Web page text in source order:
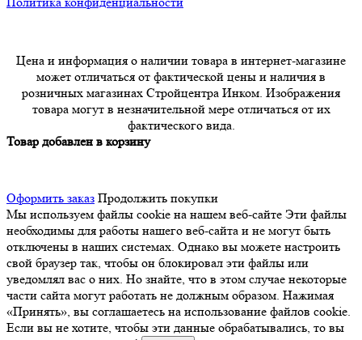
Цена и информация о наличии товара в интернет-магазине
может отличаться от фактической цены и наличия в
розничных магазинах Стройцентра Инком. Изображения
товара могут в незначительной мере отличаться от их
фактического вида.
Товар добавлен в корзину
Оформить заказ Продолжить покупки
Мы используем файлы cookie на нашем веб-сайте Эти файлы
необходимы для работы нашего веб-сайта и не могут быть
отключены в наших системах. Однако вы можете настроить
свой браузер так, чтобы он блокировал эти файлы или
уведомлял вас о них. Но знайте, что в этом случае некоторые
части сайта могут работать не должным образом. Нажимая
«Принять», вы соглашаетесь на использование файлов cookie.
Если вы не хотите, чтобы эти данные обрабатывались, то вы